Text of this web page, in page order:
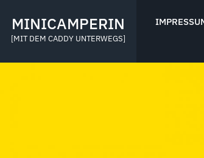
content
MINICAMPERIN
[MIT DEM CADDY UNTERWEGS]